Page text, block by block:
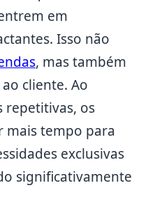
em
Isso não
, mas também
cliente. Ao
repetitivas, os
mais tempo para
exclusivas
significativamente